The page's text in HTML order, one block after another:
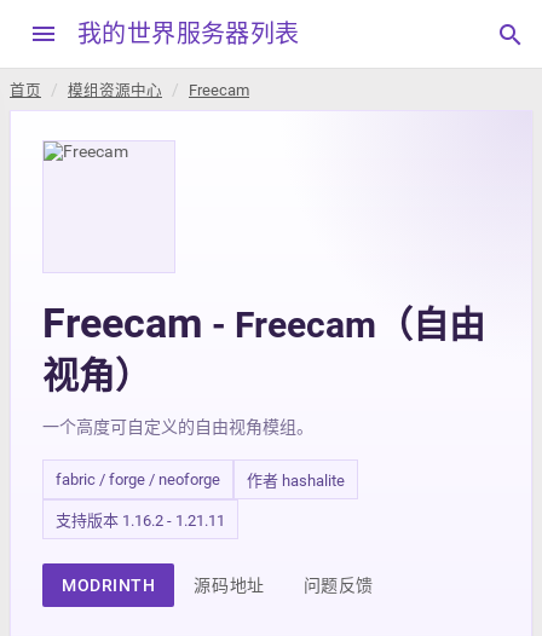
menu 我的世界服务器列表 search
首页 模组资源中心 Freecam
Freecam - Freecam（自由
视角）
一个高度可自定义的自由视角模组。
fabric / forge / neoforge 作者 hashalite
支持版本 1.16.2 - 1.21.11
MODRINTH 源码地址 问题反馈